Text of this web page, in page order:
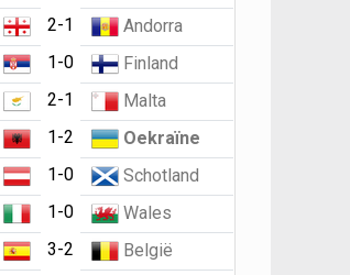
2-1
Andorra
1-0
Finland
2-1
Malta
1-2
Oekraïne
1-0
Schotland
1-0
Wales
3-2
België